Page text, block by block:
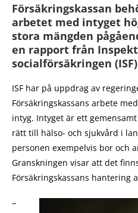
Försäkringskassan
arbetet med intyget
stora mängden
en rapport från
socialförsäkringen
ISF har på uppdrag av
Försäkringskassans arbete
intyg. Intyget är ett
rätt till hälso- och sjukvård i
personen exempelvis bor och
Granskningen visar att det
Försäkringskassans hantering
–